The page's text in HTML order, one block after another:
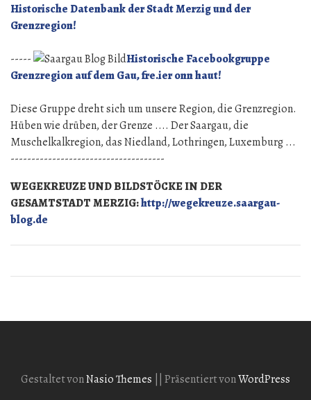
Historische Datenbank der Stadt Merzig und der
Grenzregion!
-----
Historische Facebookgruppe
Grenzregion auf dem Gau, fre.ier onn haut!
Diese Gruppe dreht sich um unsere Region, die Grenzregion.
Hüben wie drüben, der Grenze .... Der Saargau, die
Muschelkalkregion, das Niedland, Lothringen, Luxemburg ...
-------------------------------------
WEGEKREUZE UND BILDSTÖCKE IN DER
GESAMTSTADT MERZIG:http://wegekreuze.saargau-
blog.de
Gestaltet vonNasio Themes Präsentiert vonWordPress